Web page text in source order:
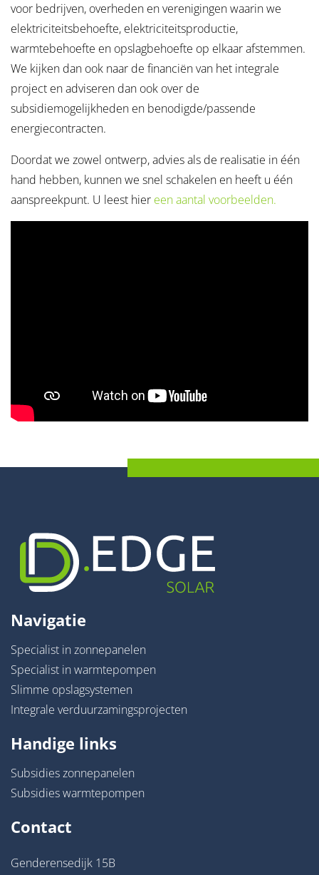
voor bedrijven, overheden en verenigingen waarin we
elektriciteitsbehoefte, elektriciteitsproductie,
warmtebehoefte en opslagbehoefte op elkaar afstemmen.
We kijken dan ook naar de financiën van het integrale
project en adviseren dan ook over de
subsidiemogelijkheden en benodigde/passende
energiecontracten.
Doordat we zowel ontwerp, advies als de realisatie in één
hand hebben, kunnen we snel schakelen en heeft u één
aanspreekpunt. U leest hier een aantal voorbeelden.
Navigatie
Specialist in zonnepanelen
Specialist in warmtepompen
Slimme opslagsystemen
Integrale verduurzamingsprojecten
Handige links
Subsidies zonnepanelen
Subsidies warmtepompen
Contact
Genderensedijk 15B